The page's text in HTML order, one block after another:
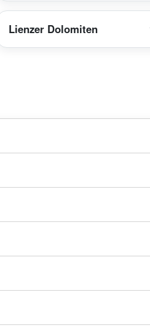
Lienzer Dolomiten